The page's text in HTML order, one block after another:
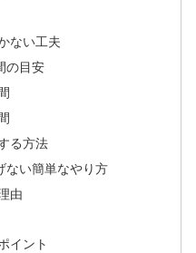
ない工夫
の目安
る方法
ない簡単なやり方
由
イント